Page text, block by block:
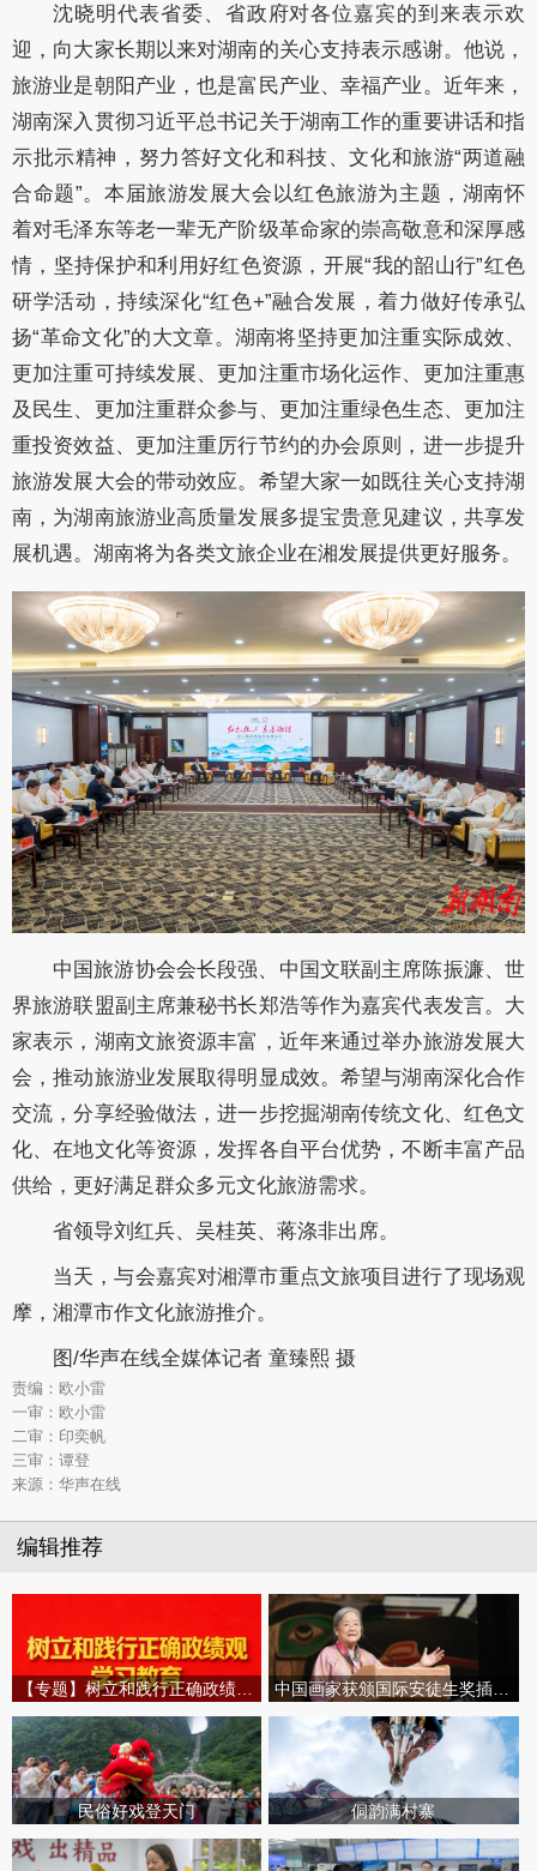
沈晓明代表省委、省政府对各位嘉宾的到来表示欢
迎，向大家长期以来对湖南的关心支持表示感谢。他说，
旅游业是朝阳产业，也是富民产业、幸福产业。近年来，
湖南深入贯彻习近平总书记关于湖南工作的重要讲话和指
示批示精神，努力答好文化和科技、文化和旅游“两道融
合命题”。本届旅游发展大会以红色旅游为主题，湖南怀
着对毛泽东等老一辈无产阶级革命家的崇高敬意和深厚感
情，坚持保护和利用好红色资源，开展“我的韶山行”红色
研学活动，持续深化“红色+”融合发展，着力做好传承弘
扬“革命文化”的大文章。湖南将坚持更加注重实际成效、
更加注重可持续发展、更加注重市场化运作、更加注重惠
及民生、更加注重群众参与、更加注重绿色生态、更加注
重投资效益、更加注重厉行节约的办会原则，进一步提升
旅游发展大会的带动效应。希望大家一如既往关心支持湖
南，为湖南旅游业高质量发展多提宝贵意见建议，共享发
展机遇。湖南将为各类文旅企业在湘发展提供更好服务。
中国旅游协会会长段强、中国文联副主席陈振濂、世
界旅游联盟副主席兼秘书长郑浩等作为嘉宾代表发言。大
家表示，湖南文旅资源丰富，近年来通过举办旅游发展大
会，推动旅游业发展取得明显成效。希望与湖南深化合作
交流，分享经验做法，进一步挖掘湖南传统文化、红色文
化、在地文化等资源，发挥各自平台优势，不断丰富产品
供给，更好满足群众多元文化旅游需求。
省领导刘红兵、吴桂英、蒋涤非出席。
当天，与会嘉宾对湘潭市重点文旅项目进行了现场观
摩，湘潭市作文化旅游推介。
图/华声在线全媒体记者 童臻熙 摄
责编：欧小雷
一审：欧小雷
二审：印奕帆
三审：谭登
来源：华声在线
编辑推荐
民俗好戏登天门 侗韵满村寨